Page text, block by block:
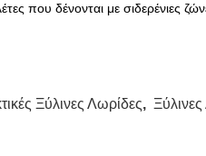
που δένονται με σιδερένιες
Ξύλινες Λωρίδες,